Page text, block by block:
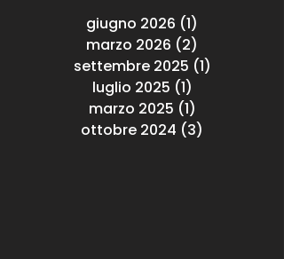
giugno 2026 (1)
marzo 2026 (2)
settembre 2025 (1)
luglio 2025 (1)
marzo 2025 (1)
ottobre 2024 (3)